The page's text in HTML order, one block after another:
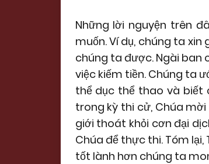
Những lời nguyện trên
muốn. Ví dụ, chúng ta xin
chúng ta được. Ngài ban
việc kiếm tiền. Chúng ta
thể dục thể thao và biết
trong kỳ thi cử, Chúa
giới thoát khỏi cơn đại
Chúa để thực thi. Tóm
tốt lành hơn chúng ta